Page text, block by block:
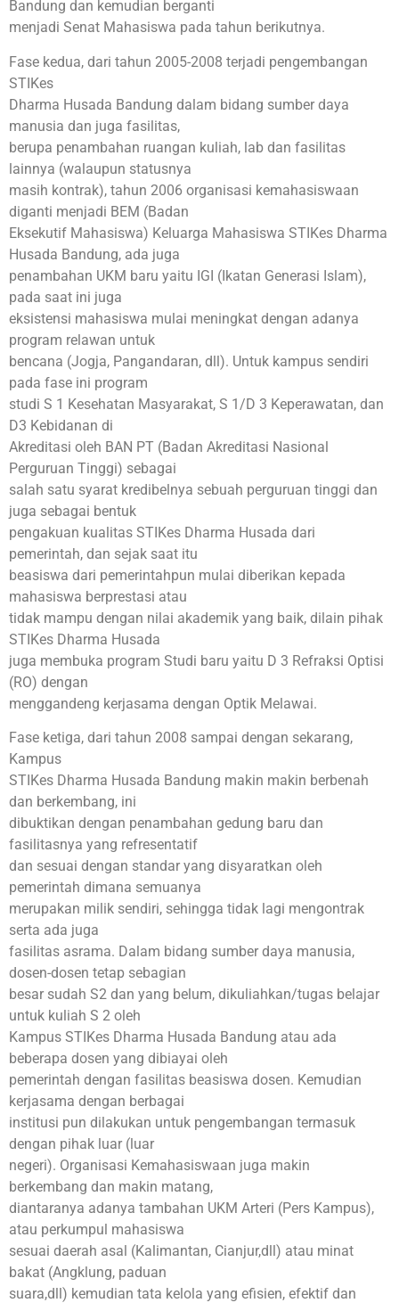
Bandung dan kemudian berganti
menjadi Senat Mahasiswa pada tahun berikutnya.
Fase kedua, dari tahun 2005-2008 terjadi pengembangan
STIKes
Dharma Husada Bandung dalam bidang sumber daya
manusia dan juga fasilitas,
berupa penambahan ruangan kuliah, lab dan fasilitas
lainnya (walaupun statusnya
masih kontrak), tahun 2006 organisasi kemahasiswaan
diganti menjadi BEM (Badan
Eksekutif Mahasiswa) Keluarga Mahasiswa STIKes Dharma
Husada Bandung, ada juga
penambahan UKM baru yaitu IGI (Ikatan Generasi Islam),
pada saat ini juga
eksistensi mahasiswa mulai meningkat dengan adanya
program relawan untuk
bencana (Jogja, Pangandaran, dll). Untuk kampus sendiri
pada fase ini program
studi S 1 Kesehatan Masyarakat, S 1/D 3 Keperawatan, dan
D3 Kebidanan di
Akreditasi oleh BAN PT (Badan Akreditasi Nasional
Perguruan Tinggi) sebagai
salah satu syarat kredibelnya sebuah perguruan tinggi dan
juga sebagai bentuk
pengakuan kualitas STIKes Dharma Husada dari
pemerintah, dan sejak saat itu
beasiswa dari pemerintahpun mulai diberikan kepada
mahasiswa berprestasi atau
tidak mampu dengan nilai akademik yang baik, dilain pihak
STIKes Dharma Husada
juga membuka program Studi baru yaitu D 3 Refraksi Optisi
(RO) dengan
menggandeng kerjasama dengan Optik Melawai.
Fase ketiga, dari tahun 2008 sampai dengan sekarang,
Kampus
STIKes Dharma Husada Bandung makin makin berbenah
dan berkembang, ini
dibuktikan dengan penambahan gedung baru dan
fasilitasnya yang refresentatif
dan sesuai dengan standar yang disyaratkan oleh
pemerintah dimana semuanya
merupakan milik sendiri, sehingga tidak lagi mengontrak
serta ada juga
fasilitas asrama. Dalam bidang sumber daya manusia,
dosen-dosen tetap sebagian
besar sudah S2 dan yang belum, dikuliahkan/tugas belajar
untuk kuliah S 2 oleh
Kampus STIKes Dharma Husada Bandung atau ada
beberapa dosen yang dibiayai oleh
pemerintah dengan fasilitas beasiswa dosen. Kemudian
kerjasama dengan berbagai
institusi pun dilakukan untuk pengembangan termasuk
dengan pihak luar (luar
negeri). Organisasi Kemahasiswaan juga makin
berkembang dan makin matang,
diantaranya adanya tambahan UKM Arteri (Pers Kampus),
atau perkumpul mahasiswa
sesuai daerah asal (Kalimantan, Cianjur,dll) atau minat
bakat (Angklung, paduan
suara,dll) kemudian tata kelola yang efisien, efektif dan